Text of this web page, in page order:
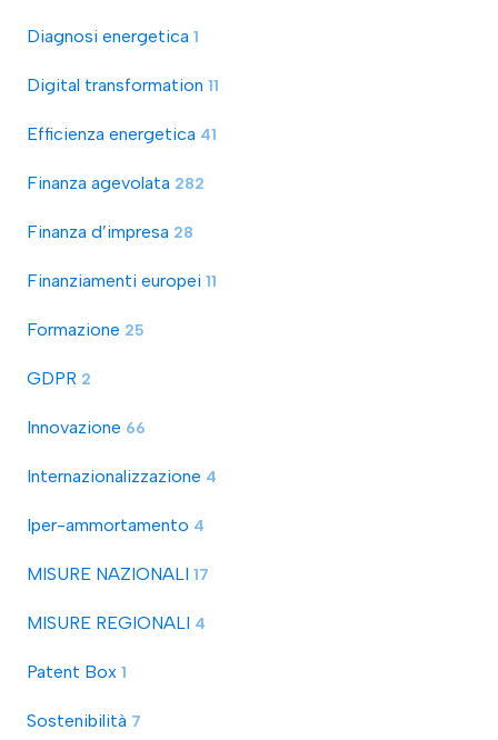
Diagnosi energetica 1
Digital transformation 11
Efficienza energetica 41
Finanza agevolata 282
Finanza d’impresa 28
Finanziamenti europei 11
Formazione 25
GDPR 2
Innovazione 66
Internazionalizzazione 4
Iper-ammortamento 4
MISURE NAZIONALI 17
MISURE REGIONALI 4
Patent Box 1
Sostenibilità 7